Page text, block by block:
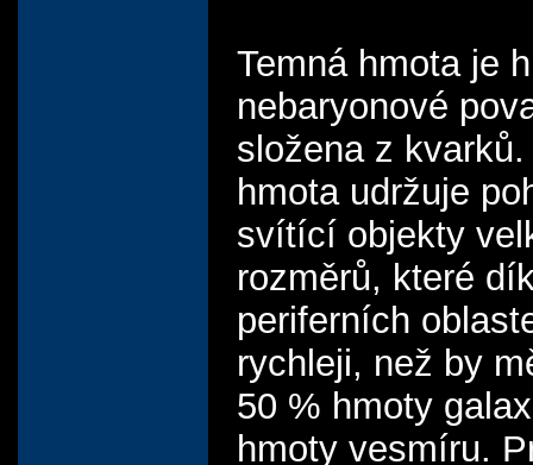
Temná hmota je
nebaryonové
složena z kvarků.
hmota udržuje
svítící objekty
rozměrů, které
periferních
rychleji, než by
50 % hmoty
hmoty vesmíru.